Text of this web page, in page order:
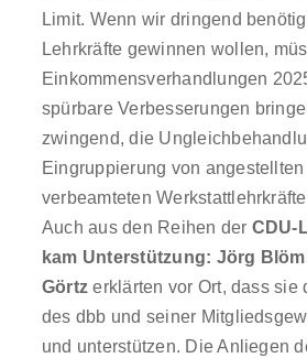
Limit. Wenn wir dringend
Lehrkräfte gewinnen wollen,
Einkommensverhandlungen
spürbare Verbesserungen
zwingend, die
Eingruppierung von angestellten
verbeamteten
Auch aus den Reihen der CDU-
kam Unterstützung: Jörg
Görtz erklärten vor Ort, dass sie
des dbb und seiner
und unterstützen. Die Anliegen